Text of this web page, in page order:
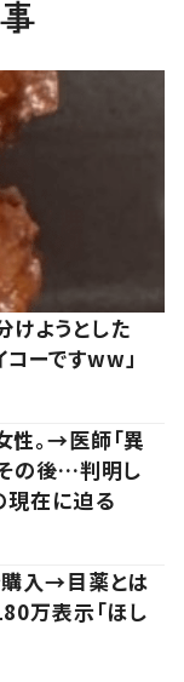
けようとした
ーですww」
。→医師「異
の後…判明し
現在に迫る
購入→目薬とは
万表示「ほし